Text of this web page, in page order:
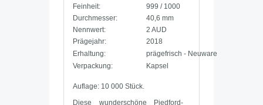
Feinheit:
999 / 1000
Durchmesser:
40,6 mm
Nennwert:
2 AUD
Prägejahr:
2018
Erhaltung:
prägefrisch - Neuware
Verpackung:
Kapsel
Auflage: 10 000 Stück.
Diese wunderschöne Piedford-